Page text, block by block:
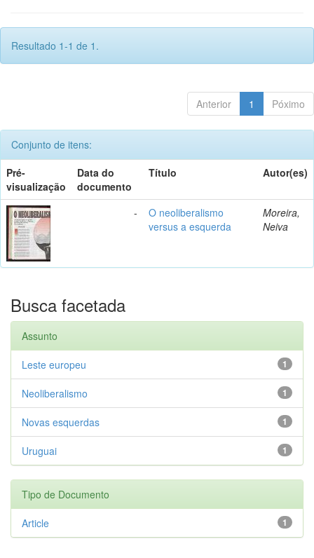
Resultado 1-1 de 1.
Anterior 1 Póximo
Conjunto de itens:
Pré-
visualização
Data do
documento
Título Autor(es)
-
O neoliberalismo
versus a esquerda
Moreira,
Neiva
Busca facetada
Assunto
1
Leste europeu
1
Neoliberalismo
1
Novas esquerdas
1
Uruguai
Tipo de Documento
1
Article